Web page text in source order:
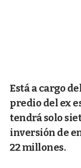
Está a cargo
predio del ex
tendrá solo
inversión de
22 millones.